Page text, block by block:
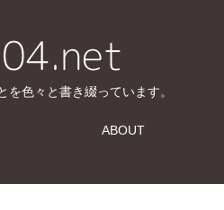
色々と書き綴っています。
ABOUT